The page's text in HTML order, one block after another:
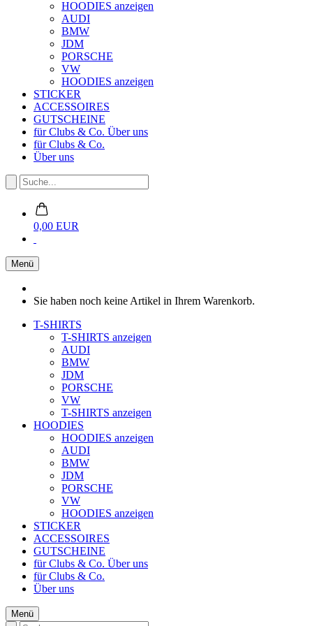
HOODIES anzeigen
AUDI
BMW
JDM
PORSCHE
VW
HOODIES anzeigen
STICKER
ACCESSOIRES
GUTSCHEINE
für Clubs & Co. Über uns
für Clubs & Co.
Über uns
0,00 EUR
Menü
Sie haben noch keine Artikel in Ihrem Warenkorb.
T-SHIRTS
T-SHIRTS anzeigen
AUDI
BMW
JDM
PORSCHE
VW
T-SHIRTS anzeigen
HOODIES
HOODIES anzeigen
AUDI
BMW
JDM
PORSCHE
VW
HOODIES anzeigen
STICKER
ACCESSOIRES
GUTSCHEINE
für Clubs & Co. Über uns
für Clubs & Co.
Über uns
Menü